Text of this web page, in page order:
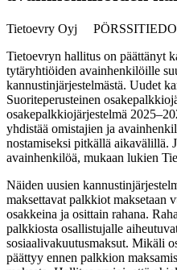
Tietoevry Oyj
Tietoevryn hallitus on päättänyt
tytäryhtiöiden avainhenkilöille
kannustinjärjestelmästä. Uudet
Suoriteperusteinen
osakepalkkiojärjestelmä
yhdistää omistajien ja
nostamiseksi pitkällä aikavälillä.
avainhenkilöä, mukaan lukien
Näiden uusien
maksettavat palkkiot maksetaan
osakkeina ja osittain rahana.
palkkiosta osallistujalle
sosiaalivakuutusmaksut. Mikäli
päättyy ennen palkkion